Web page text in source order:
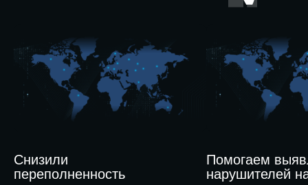
Снизили
переполненность
Помогаем
нарушителей